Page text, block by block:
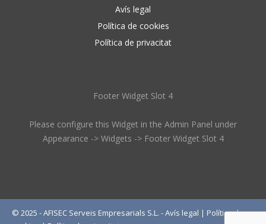
Avís legal
Política de cookies
Política de privacitat
Footer Widget Slot 4
Please configure this Widget in the Admin Panel under
Appearance -> Widgets -> Footer Widget Slot 4
© 2025 - AFISEC Serveis Empresarials S.L. -Avís legal | Política de